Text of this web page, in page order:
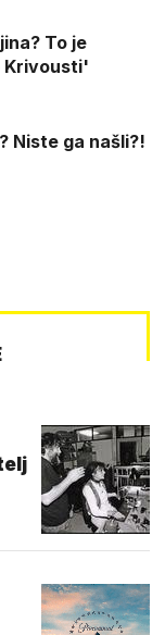
To je
Krivousti'
Niste ga našli?!